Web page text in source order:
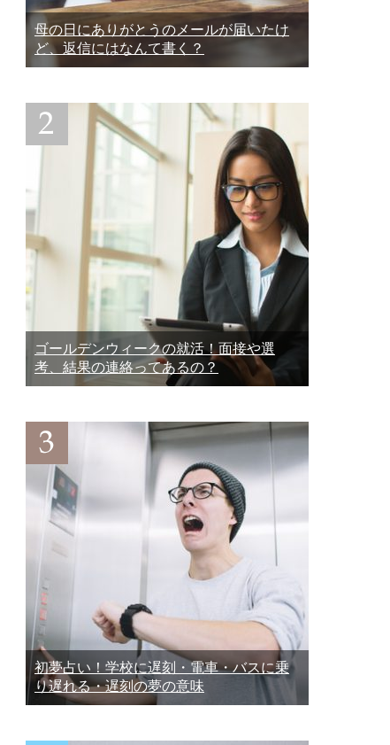
母の日にありがとうのメールが届いたけ
ど、返信にはなんて書く？
ゴールデンウィークの就活！面接や選
考、結果の連絡ってあるの？
初夢占い！学校に遅刻・電車・バスに乗
り遅れる・遅刻の夢の意味